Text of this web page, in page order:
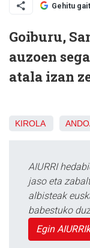
Gehitu
Goiburu,
auzoen
atala izan
KIROLA
AIURRI
jaso eta
albisteak
babestuko
Egin